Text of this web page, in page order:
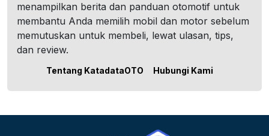
menampilkan berita dan panduan otomotif untuk
membantu Anda memilih mobil dan motor sebelum
memutuskan untuk membeli, lewat ulasan, tips,
dan review.
Tentang KatadataOTO Hubungi Kami